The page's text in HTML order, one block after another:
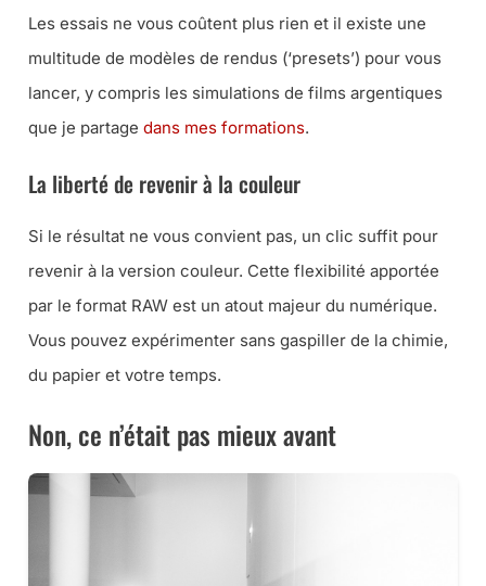
Les essais ne vous coûtent plus rien et il existe une
multitude de modèles de rendus (‘presets’) pour vous
lancer, y compris les simulations de films argentiques
que je partage dans mes formations.
La liberté de revenir à la couleur
Si le résultat ne vous convient pas, un clic suffit pour
revenir à la version couleur. Cette flexibilité apportée
par le format RAW est un atout majeur du numérique.
Vous pouvez expérimenter sans gaspiller de la chimie,
du papier et votre temps.
Non, ce n’était pas mieux avant